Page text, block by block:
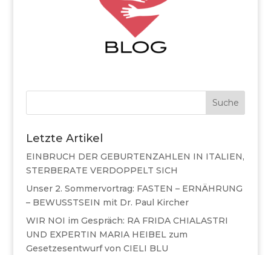
Suche
Letzte Artikel
EINBRUCH DER GEBURTENZAHLEN IN ITALIEN,
STERBERATE VERDOPPELT SICH
Unser 2. Sommervortrag: FASTEN – ERNÄHRUNG
– BEWUSSTSEIN mit Dr. Paul Kircher
WIR NOI im Gespräch: RA FRIDA CHIALASTRI
UND EXPERTIN MARIA HEIBEL zum
Gesetzesentwurf von CIELI BLU